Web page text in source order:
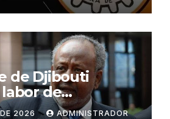
de Djibouti
de
de Cuba
2026 ADMINISTRADOR